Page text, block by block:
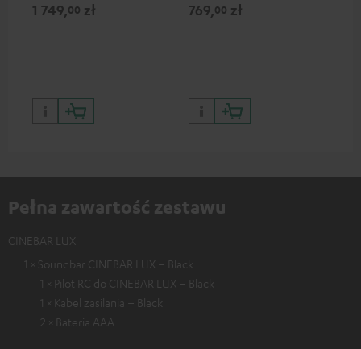
systemów Teufel
1 749,00 zł
oraz HDR10+ dla znakomitej
769,00 zł
Pełna zawartość zestawu
CINEBAR LUX
1 × Soundbar CINEBAR LUX – Black
1 × Pilot RC do CINEBAR LUX – Black
1 × Kabel zasilania – Black
2 × Bateria AAA